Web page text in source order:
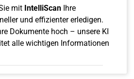
mit IntelliScan Ihre
und effizienter erledigen.
Dokumente hoch – unsere KI
alle wichtigen Informationen